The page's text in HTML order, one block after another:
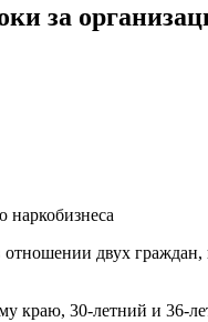
за
отношении двух
30-летний и 36-